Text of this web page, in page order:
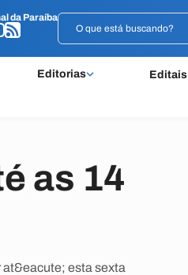
da Paraíba
Editorias Editais
da Paraíba
as 14
at&eacute; esta sexta